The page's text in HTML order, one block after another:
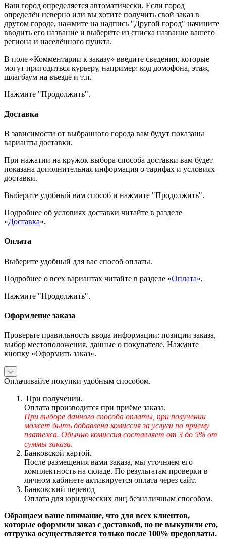
Ваш город определяется автоматически. Если город
определён неверно или вы хотите получить свой заказ в
другом городе, нажмите на надпись "Другой город" начините
вводить его название и выберите из списка название вашего
региона и населённого пункта.
В поле «Комментарии к заказу» введите сведения, которые
могут пригодиться курьеру, например: код домофона, этаж,
шлагбаум на въезде и т.п.
Нажмите "Продолжить".
Доставка
В зависимости от выбранного города вам будут показаны
варианты доставки.
При нажатии на кружок выбора способа доставки вам будет
показана дополнительная информация о тарифах и условиях
доставки.
Выберите удобный вам способ и нажмите "Продолжить".
Подробнее об условиях доставки читайте в разделе
«Доставка».
Оплата
Выберите удобный для вас способ оплаты.
Подробнее о всех вариантах читайте в разделе «Оплата».
Нажмите "Продолжить".
Оформление заказа
Проверьте правильность ввода информации: позиции заказа,
выбор местоположения, данные о покупателе. Нажмите
кнопку «Оформить заказ».
Оплачивайте покупки удобным способом.
При получении.
Оплата производится при приёме заказа.
При выборе данного способа оплаты, при получении
может быть добавлена комиссия за услуги по приему
платежа. Обычно комиссия составляет от 3 до 5% от
суммы заказа.
Банковской картой.
После размещения вами заказа, мы уточняем его
комплектность на складе. По результатам проверки в
личном кабинете активируется оплата через сайт.
Банковский перевод
Оплата для юридических лиц безналичным способом.
Обращаем ваше внимание, что для всех клиентов,
которые оформили заказ с доставкой, но не выкупили его,
отгрузка осуществляется только после 100% предоплаты.